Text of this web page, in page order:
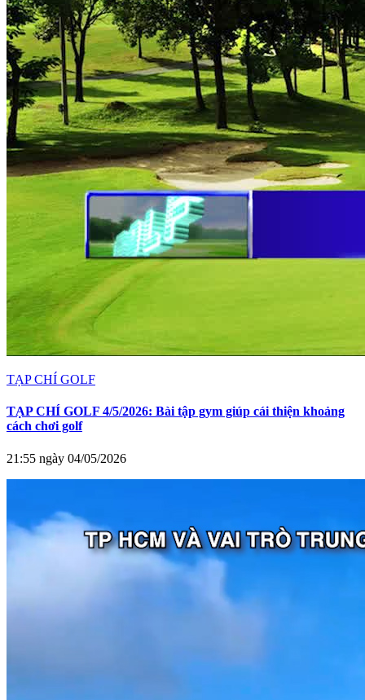
TẠP CHÍ GOLF
TẠP CHÍ GOLF 4/5/2026: Bài tập gym giúp cái thiện khoảng
cách chơi golf
21:55 ngày 04/05/2026